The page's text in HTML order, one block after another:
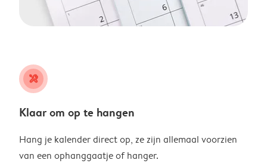
tools
Klaar om op te hangen
Hang je kalender direct op, ze zijn allemaal voorzien
van een ophanggaatje of hanger.